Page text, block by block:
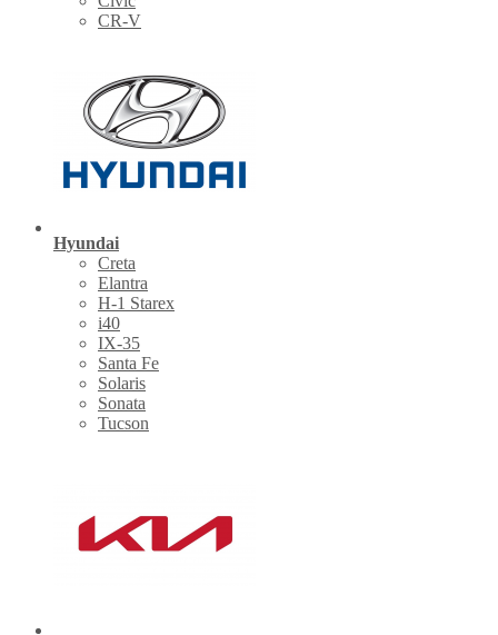
CR-V
Hyundai
Creta
Elantra
H-1 Starex
i40
IX-35
Santa Fe
Solaris
Sonata
Tucson